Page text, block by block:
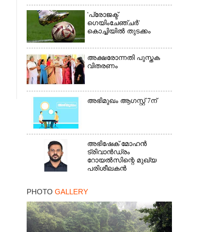
'പ്രോജക്ട്
ഗെയിംചേഞ്ചർ'
കൊച്ചിയിൽ തുടക്കം
അക്ഷരോന്നതി പുസ്തക
വിതരണം
അഭിമുഖം ആഗസ്റ്റ് 7ന്
അഭിഷേക് മോഹൻ
ട്രിവാൻഡ്രം
റോയൽസിന്റെ മുഖ്യ
പരിശീലകൻ
PHOTO GALLERY
×